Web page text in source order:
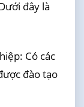
đây là
Có các
đào tạo